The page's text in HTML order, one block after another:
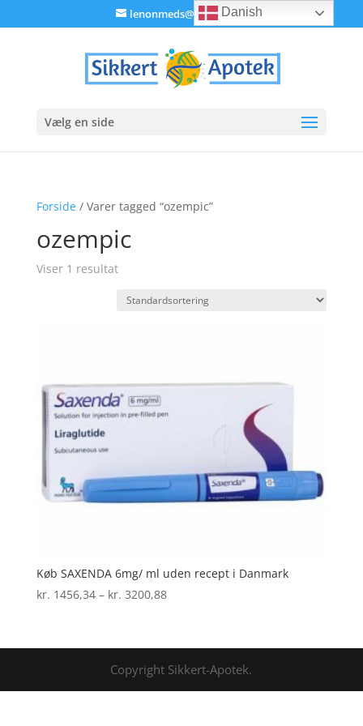
lenonmeds@gmail.com
Vælg en side
Forside/ Varer tagged “ozempic”
ozempic
Viser 1 resultat
Køb SAXENDA 6mg/ ml uden recept i Danmark
kr. 1456,34 – kr. 3200,88Prisinterval:
kr. 3200,88
Copyright Sikkert-Apotek.
Danish